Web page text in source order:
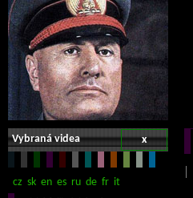
x
Vybraná videa